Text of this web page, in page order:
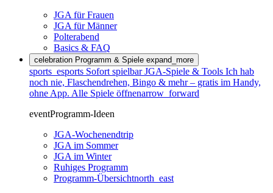
JGA für Frauen
JGA für Männer
Polterabend
Basics & FAQ
celebration Programm & Spiele expand_more
sports_esports Sofort spielbar JGA-Spiele & Tools Ich hab
noch nie, Flaschendrehen, Bingo & mehr – gratis im Handy,
ohne App. Alle Spiele öffnenarrow_forward
eventProgramm-Ideen
JGA-Wochenendtrip
JGA im Sommer
JGA im Winter
Ruhiges Programm
Programm-Übersichtnorth_east